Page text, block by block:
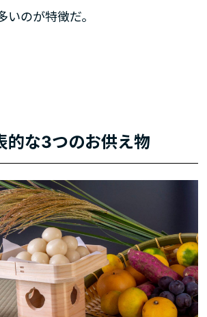
いのが特徴だ。
的な3つのお供え物